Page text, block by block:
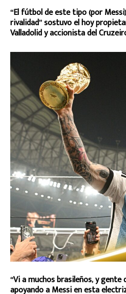
“El fútbol de este tipo (por
rivalidad” sostuvo el hoy
Valladolid y accionista del
“Vi a muchos brasileños, y
apoyando a Messi en esta